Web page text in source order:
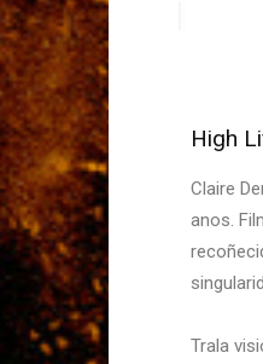
High
Claire
anos.
Trala